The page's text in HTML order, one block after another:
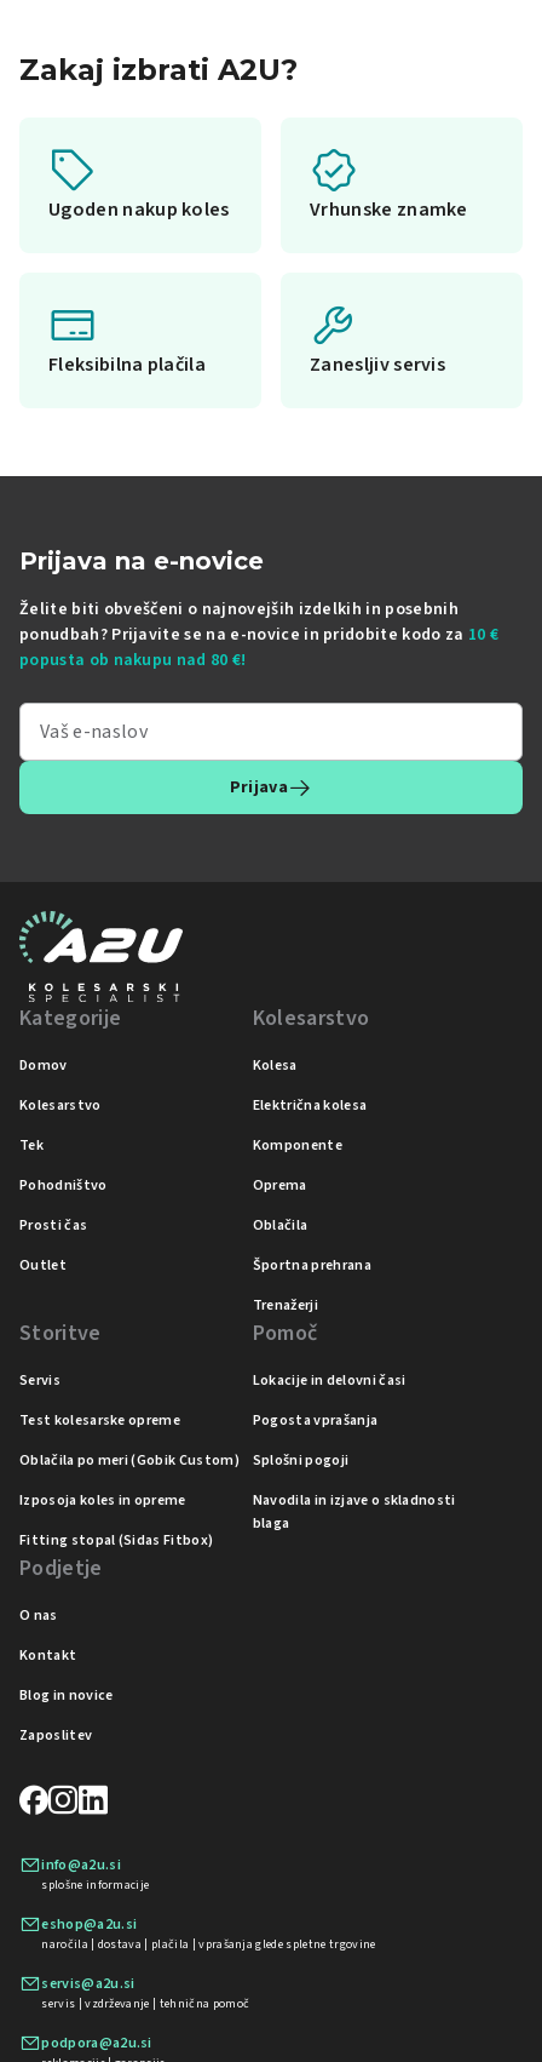
Zakaj izbrati A2U?
Ugoden nakup koles Vrhunske znamke
Fleksibilna plačila Zanesljiv servis
Prijava na e-novice
Želite biti obveščeni o najnovejših izdelkih in posebnih
ponudbah? Prijavite se na e-novice in pridobite kodo za 10 €
popusta ob nakupu nad 80 €!
Prijava
Kategorije
Domov
Kolesarstvo
Tek
Pohodništvo
Prosti čas
Outlet
Kolesarstvo
Kolesa
Električna kolesa
Komponente
Oprema
Oblačila
Športna prehrana
Trenažerji
Storitve
Servis
Test kolesarske opreme
Oblačila po meri (Gobik Custom)
Izposoja koles in opreme
Fitting stopal (Sidas Fitbox)
Pomoč
Lokacije in delovni časi
Pogosta vprašanja
Splošni pogoji
Navodila in izjave o skladnosti
blaga
Podjetje
O nas
Kontakt
Blog in novice
Zaposlitev
info@a2u.si
splošne informacije
eshop@a2u.si
naročila | dostava | plačila | vprašanja glede spletne trgovine
servis@a2u.si
servis | vzdrževanje | tehnična pomoč
podpora@a2u.si